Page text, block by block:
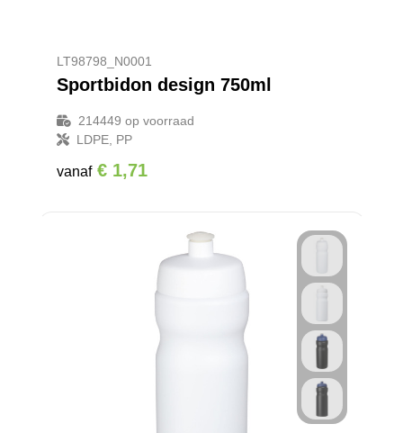
LT98798_N0001
Sportbidon design 750ml
214449 op voorraad
LDPE, PP
vanaf € 1,71